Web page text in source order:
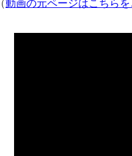
（動画の元ページはこちら